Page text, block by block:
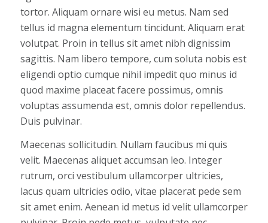
tortor. Aliquam ornare wisi eu metus. Nam sed
tellus id magna elementum tincidunt. Aliquam erat
volutpat. Proin in tellus sit amet nibh dignissim
sagittis. Nam libero tempore, cum soluta nobis est
eligendi optio cumque nihil impedit quo minus id
quod maxime placeat facere possimus, omnis
voluptas assumenda est, omnis dolor repellendus.
Duis pulvinar.
Maecenas sollicitudin. Nullam faucibus mi quis
velit. Maecenas aliquet accumsan leo. Integer
rutrum, orci vestibulum ullamcorper ultricies,
lacus quam ultricies odio, vitae placerat pede sem
sit amet enim. Aenean id metus id velit ullamcorper